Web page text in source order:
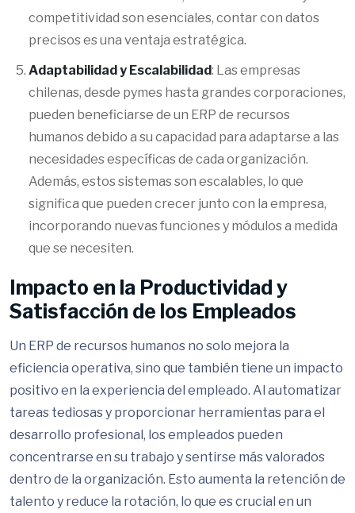
competitividad son esenciales, contar con datos
precisos es una ventaja estratégica.
Adaptabilidad y Escalabilidad: Las empresas
chilenas, desde pymes hasta grandes corporaciones,
pueden beneficiarse de un ERP de recursos
humanos debido a su capacidad para adaptarse a las
necesidades específicas de cada organización.
Además, estos sistemas son escalables, lo que
significa que pueden crecer junto con la empresa,
incorporando nuevas funciones y módulos a medida
que se necesiten.
Impacto en la Productividad y
Satisfacción de los Empleados
Un ERP de recursos humanos no solo mejora la
eficiencia operativa, sino que también tiene un impacto
positivo en la experiencia del empleado. Al automatizar
tareas tediosas y proporcionar herramientas para el
desarrollo profesional, los empleados pueden
concentrarse en su trabajo y sentirse más valorados
dentro de la organización. Esto aumenta la retención de
talento y reduce la rotación, lo que es crucial en un